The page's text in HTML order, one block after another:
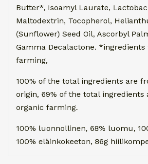
Butter*, Isoamyl Laurate,
Maltodextrin, Tocopherol,
(Sunflower) Seed Oil, Ascorbyl
Gamma Decalactone.
farming,
100% of the total ingredients are
origin, 69% of the total ingredients
organic farming.
100% luonnollinen, 68% luomu,
100% eläinkokeeton, 86g